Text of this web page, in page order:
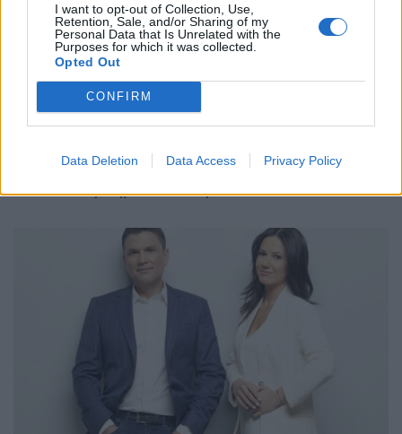
I want to opt-out of Collection, Use,
Retention, Sale, and/or Sharing of my
Personal Data that Is Unrelated with the
Purposes for which it was collected.
Opted Out
CONFIRM
Data Deletion Data Access Privacy Policy
ΠΡΟΗΓΟΎΜΕΝΗ ΣΕΛΊΔΑ ΕΠΌΜΕΝΗ ΣΕΛΊΔΑ
Τελευταίες Δημοσιεύσεις